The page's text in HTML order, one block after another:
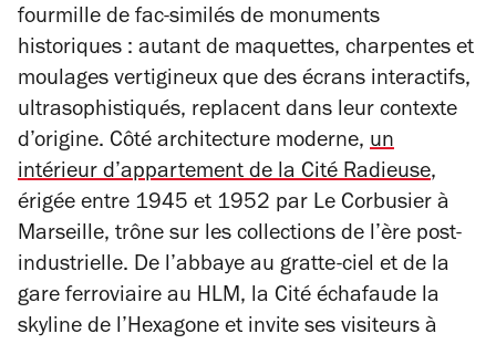
fourmille de fac-similés de monuments
historiques : autant de maquettes, charpentes et
moulages vertigineux que des écrans interactifs,
ultrasophistiqués, replacent dans leur contexte
d’origine. Côté architecture moderne, un
intérieur d’appartement de la Cité Radieuse,
érigée entre 1945 et 1952 par Le Corbusier à
Marseille, trône sur les collections de l’ère post-
industrielle. De l’abbaye au gratte-ciel et de la
gare ferroviaire au HLM, la Cité échafaude la
skyline de l’Hexagone et invite ses visiteurs à